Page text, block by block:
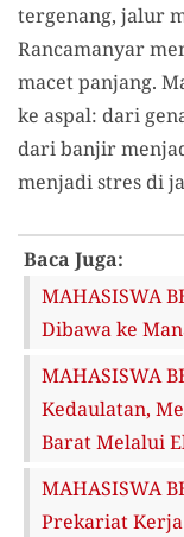
tergenang, jalur
Rancamanyar
macet panjang.
ke aspal: dari
dari banjir
menjadi stres di
Baca Juga:
MAHASISWA
Dibawa ke
MAHASISWA
Kedaulatan,
Barat Melalui
MAHASISWA
Prekariat